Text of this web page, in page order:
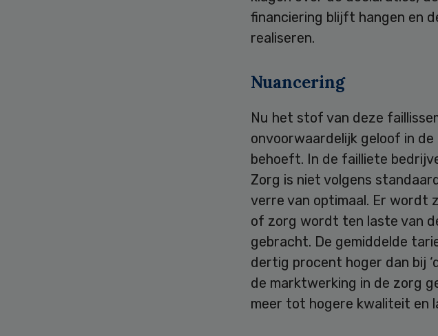
financiering blijft hangen en
realiseren.
Nuancering
Nu het stof van deze
onvoorwaardelijk geloof in
behoeft. In de failliete
Zorg is niet volgens
verre van optimaal. Er wordt
of zorg wordt ten laste van
gebracht. De gemiddelde
dertig procent hoger dan bij
de marktwerking in de zorg
meer tot hogere kwaliteit en